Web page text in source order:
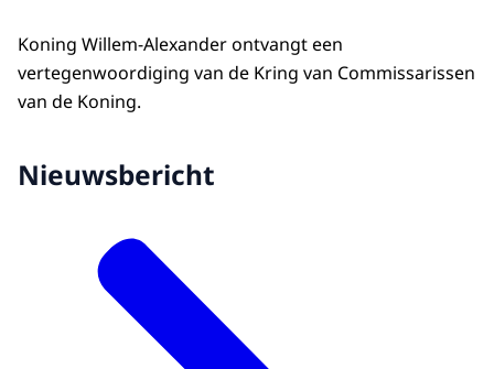
Koning Willem-Alexander ontvangt een
vertegenwoordiging van de Kring van Commissarissen
van de Koning.
Nieuwsbericht